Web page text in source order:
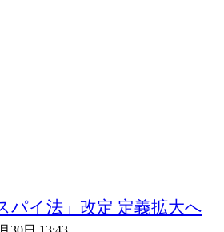
パイ法」改定 定義拡大へ